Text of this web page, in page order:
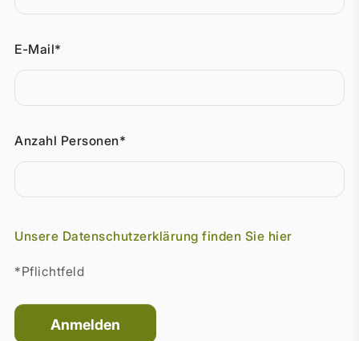
E-Mail*
Anzahl Personen*
Unsere Datenschutzerklärung finden Sie hier
*Pflichtfeld